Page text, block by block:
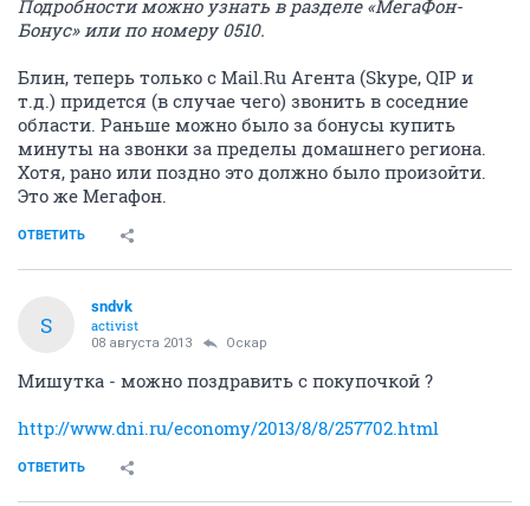
Подробности можно узнать в разделе «МегаФон-
Бонус» или по номеру 0510.
Блин, теперь только с Mail.Ru Агента (Skype, QIP и
т.д.) придется (в случае чего) звонить в соседние
области. Раньше можно было за бонусы купить
минуты на звонки за пределы домашнего региона.
Хотя, рано или поздно это должно было произойти.
Это же Мегафон.
ОТВЕТИТЬ
S
sndvk
activist
08 августа 2013 Оскар
Мишутка - можно поздравить с покупочкой ?
http://www.dni.ru/economy/2013/8/8/257702.html
ОТВЕТИТЬ